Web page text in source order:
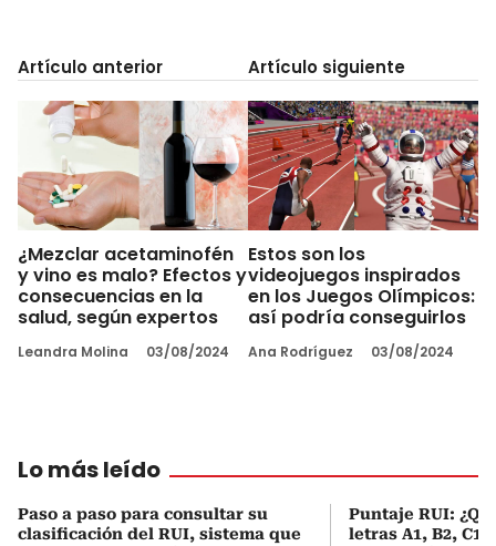
Artículo anterior
¿Mezclar acetaminofén
y vino es malo? Efectos y
consecuencias en la
salud, según expertos
Leandra Molina 03/08/2024
Artículo siguiente
Estos son los
videojuegos inspirados
en los Juegos Olímpicos:
así podría conseguirlos
Ana Rodríguez 03/08/2024
Lo más leído
Paso a paso para consultar su
clasificación del RUI, sistema que
Puntaje RUI:
letras A1, B2, C1